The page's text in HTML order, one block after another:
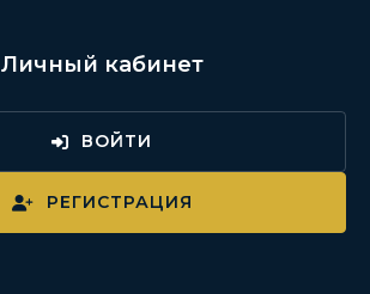
Личный кабинет
ВОЙТИ
РЕГИСТРАЦИЯ